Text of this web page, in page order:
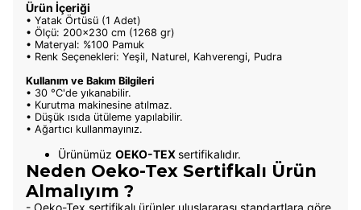
Ürün İçeriği
• Yatak Örtüsü (1 Adet)
• Ölçü: 200x230 cm (1268 gr)
• Materyal: %100 Pamuk
• Renk Seçenekleri: Yeşil, Naturel, Kahverengi, Pudra
Kullanım ve Bakım Bilgileri
• 30 °C'de yıkanabilir.
• Kurutma makinesine atılmaz.
• Düşük ısıda ütüleme yapılabilir.
• Ağartıcı kullanmayınız.
Ürünümüz OEKO-TEXsertifikalıdır.
Neden Oeko-Tex Sertifkalı Ürün
Almalıyım ?
- Oeko-Tex sertifikalı ürünler uluslararası standartlara göre